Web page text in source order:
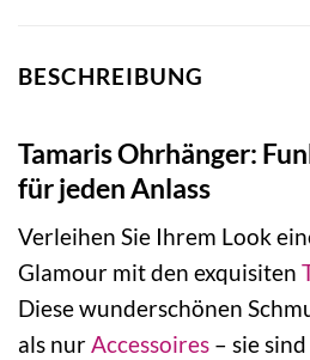
BESCHREIBUNG
Tamaris Ohrhänger:
für jeden Anlass
Verleihen Sie Ihrem Look
Glamour mit den exquisiten
Diese wunderschönen
als nurAccessoires – sie